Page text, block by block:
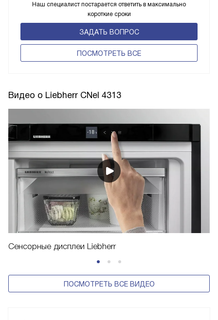
Наш специалист постарается ответить в максимально
короткие сроки
ЗАДАТЬ ВОПРОС
ПОCМОТРЕТЬ ВСЕ
Видео о Liebherr CNel 4313
Сенсорные дисплеи Liebherr
ПОСМОТРЕТЬ ВСЕ ВИДЕО